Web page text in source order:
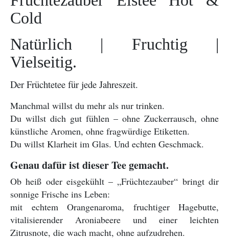
Cold
Natürlich | Fruchtig |
Vielseitig.
Der Früchtetee für jede Jahreszeit.
Manchmal willst du mehr als nur trinken.
Du willst dich gut fühlen – ohne Zuckerrausch, ohne
künstliche Aromen, ohne fragwürdige Etiketten.
Du willst Klarheit im Glas. Und echten Geschmack.
Genau dafür ist dieser Tee gemacht.
Ob heiß oder eisgekühlt – „Früchtezauber“ bringt dir
sonnige Frische ins Leben:
mit echtem Orangenaroma, fruchtiger Hagebutte,
vitalisierender Aroniabeere und einer leichten
Zitrusnote, die wach macht, ohne aufzudrehen.